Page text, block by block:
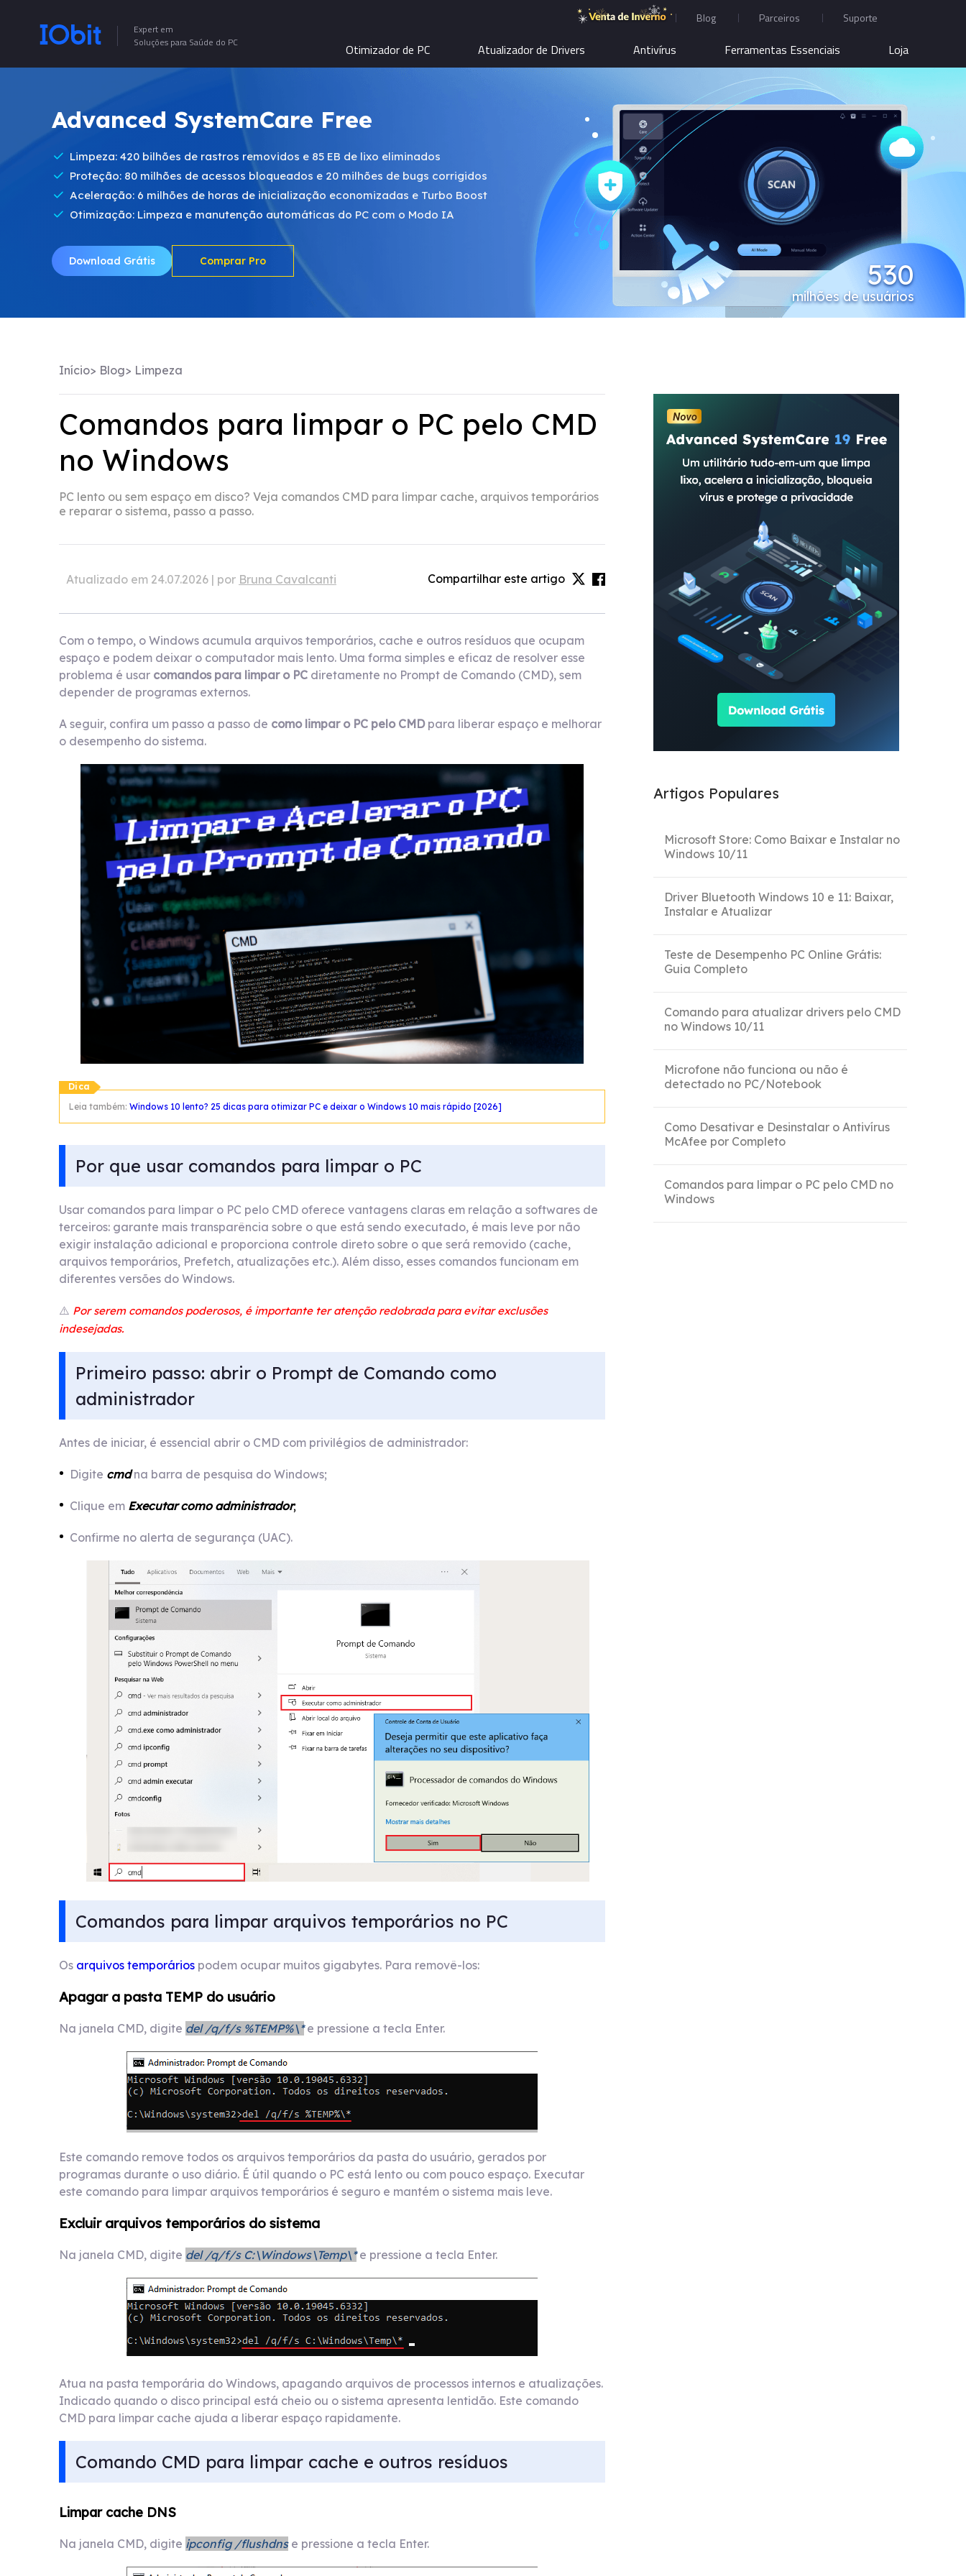
Expert em
Soluções para Saúde do PC
Blog Parceiros Suporte
Otimizador de PC Atualizador de Drivers Antivírus Ferramentas Essenciais Loja
Advanced SystemCare Free
Limpeza: 420 bilhões de rastros removidos e 85 EB de lixo eliminados
Proteção: 80 milhões de acessos bloqueados e 20 milhões de bugs corrigidos
Aceleração: 6 milhões de horas de inicialização economizadas e Turbo Boost
Otimização: Limpeza e manutenção automáticas do PC com o Modo IA
530
milhões de usuários
Download Grátis Comprar Pro
Início> Blog> Limpeza
Comandos para limpar o PC pelo CMD
no Windows
PC lento ou sem espaço em disco? Veja comandos CMD para limpar cache, arquivos temporários
e reparar o sistema, passo a passo.
Atualizado em 24.07.2026 | por Bruna Cavalcanti Compartilhar este artigo
Com o tempo, o Windows acumula arquivos temporários, cache e outros resíduos que ocupam
espaço e podem deixar o computador mais lento. Uma forma simples e eficaz de resolver esse
problema é usar comandos para limpar o PC diretamente no Prompt de Comando (CMD), sem
depender de programas externos.
A seguir, confira um passo a passo de como limpar o PC pelo CMDpara liberar espaço e melhorar
o desempenho do sistema.
Dica
Leia também: Windows 10 lento? 25 dicas para otimizar PC e deixar o Windows 10 mais rápido [2026]
Por que usar comandos para limpar o PC
Usar comandos para limpar o PC pelo CMD oferece vantagens claras em relação a softwares de
terceiros: garante mais transparência sobre o que está sendo executado, é mais leve por não
exigir instalação adicional e proporciona controle direto sobre o que será removido (cache,
arquivos temporários, Prefetch, atualizações etc.). Além disso, esses comandos funcionam em
diferentes versões do Windows.
⚠️ Por serem comandos poderosos, é importante ter atenção redobrada para evitar exclusões
indesejadas.
Primeiro passo: abrir o Prompt de Comando como
administrador
Antes de iniciar, é essencial abrir o CMD com privilégios de administrador:
Digite cmdna barra de pesquisa do Windows;
Clique em Executar como administrador;
Confirme no alerta de segurança (UAC).
Comandos para limpar arquivos temporários no PC
Os arquivos temporários podem ocupar muitos gigabytes. Para removê-los:
Apagar a pasta TEMP do usuário
Na janela CMD, digite del /q/f/s %TEMP%\*e pressione a tecla Enter.
Este comando remove todos os arquivos temporários da pasta do usuário, gerados por
programas durante o uso diário. É útil quando o PC está lento ou com pouco espaço. Executar
este comando para limpar arquivos temporários é seguro e mantém o sistema mais leve.
Excluir arquivos temporários do sistema
Na janela CMD, digite del /q/f/s C:\Windows\Temp\*e pressione a tecla Enter.
Atua na pasta temporária do Windows, apagando arquivos de processos internos e atualizações.
Indicado quando o disco principal está cheio ou o sistema apresenta lentidão. Este comando
CMD para limpar cache ajuda a liberar espaço rapidamente.
Comando CMD para limpar cache e outros resíduos
Limpar cache DNS
Na janela CMD, digite ipconfig /flushdnse pressione a tecla Enter.
Artigos Populares
Microsoft Store: Como Baixar e Instalar no
Windows 10/11
Driver Bluetooth Windows 10 e 11: Baixar,
Instalar e Atualizar
Teste de Desempenho PC Online Grátis:
Guia Completo
Comando para atualizar drivers pelo CMD
no Windows 10/11
Microfone não funciona ou não é
detectado no PC/Notebook
Como Desativar e Desinstalar o Antivírus
McAfee por Completo
Comandos para limpar o PC pelo CMD no
Windows